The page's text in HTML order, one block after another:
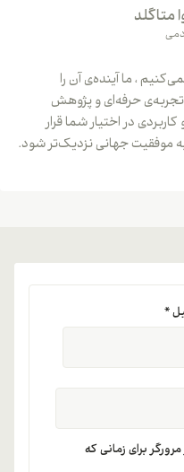
متاگلد
، ما آینده‌ی آن را
تجربه‌ی حرفه‌ای و پژوهش
در اختیار شما قرار
موفقیت جهانی نزدیک‌تر شود.
*
برای زمانی که